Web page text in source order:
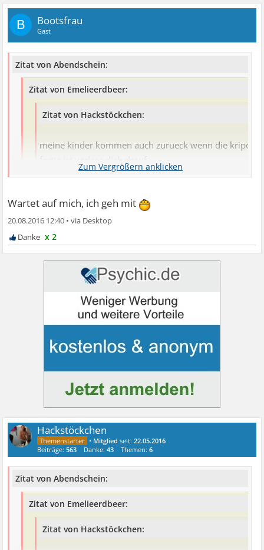
B Bootsfrau
Gast
Zitat von Abendschein:
Zitat von Emelieerdbeer:
Zitat von Hackstöckchen:
meine kinder kommen auch zurueck wenn die kripo
fertig ist verlass dich drauf.
träum weiter
Wenn Kinder mit anderen Kindern was machen, dann
nenne ich das Spiel.
Da wird nicht die Kripo eingeschaltet. Das stimmt alles
hinten und vorne nicht.
Vorne sowieso nicht. Ich glaube hier nichts mehr, komm
@Emelieerdbeer wir gehen.
Wartet auf mich, ich geh mit
20.08.2016 12:40 •
x 2
Hackstöckchen
• Mitglied seit:22.05.2016
Beiträge:563 Danke:43 Themen:6
Zitat von Abendschein:
Zitat von Emelieerdbeer:
Zitat von Hackstöckchen: